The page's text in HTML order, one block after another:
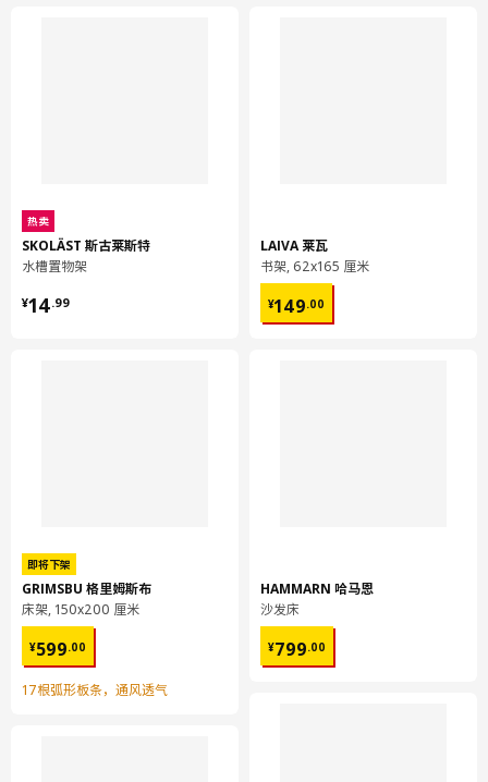
热卖
SKOLÄST 斯古莱斯特
水槽置物架
¥14.99
¥ 14.99
即将下架
GRIMSBU 格里姆斯布
床架, 150x200 厘米
¥599.00
¥ 599.00
17根弧形板条，通风透气
LAIVA 莱瓦
书架, 62x165 厘米
¥149.00
¥ 149.00
HAMMARN 哈马恩
沙发床
¥799.00
¥ 799.00